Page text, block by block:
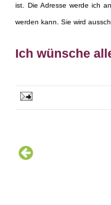
ist. Die Adresse werde ich an
werden kann. Sie wird
Ich wünsche